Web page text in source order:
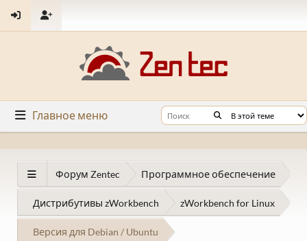
Главное меню
Форум Zentec Программное обеспечение
Дистрибутивы zWorkbench zWorkbench for Linux
Версия для Debian / Ubuntu